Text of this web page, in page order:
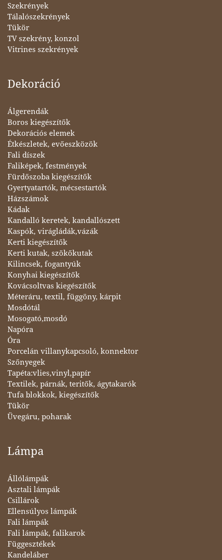
Szekrények
Tálalószekrények
Tükör
TV szekrény, konzol
Vitrines szekrények
Dekoráció
Álgerendák
Boros kiegészítők
Dekorációs elemek
Étkészletek, evőeszközök
Fali díszek
Faliképek, festmények
Fürdőszoba kiegészítők
Gyertyatartók, mécsestartók
Házszámok
Kádak
Kandalló keretek, kandallószett
Kaspók, virágládák,vázák
Kerti kiegészítők
Kerti kutak, szökőkutak
Kilincsek, fogantyúk
Konyhai kiegészítők
Kovácsoltvas kiegészítők
Méteráru, textil, függöny, kárpit
Mosdótál
Mosogató,mosdó
Napóra
Óra
Porcelán villanykapcsoló, konnektor
Szőnyegek
Tapéta:vlies,vinyl,papír
Textilek, párnák, teritők, ágytakarók
Tufa blokkok, kiegészítők
Tükör
Üvegáru, poharak
Lámpa
Állólámpák
Asztali lámpák
Csillárok
Ellensúlyos lámpák
Fali lámpák
Fali lámpák, falikarok
Függesztékek
Kandeláber